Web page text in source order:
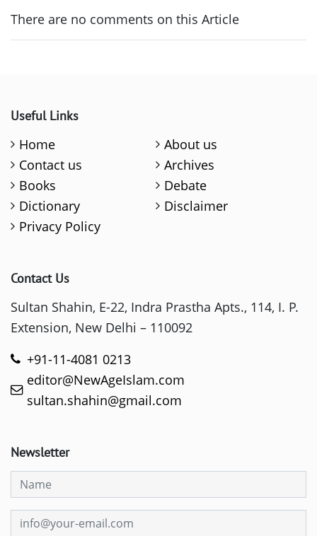
There are no comments on this Article
Useful Links
Home
About us
Contact us
Archives
Books
Debate
Dictionary
Disclaimer
Privacy Policy
Contact Us
Sultan Shahin, E-22, Indra Prastha Apts., 114, I. P.
Extension, New Delhi – 110092
+91-11-4081 0213
editor@NewAgeIslam.com
sultan.shahin@gmail.com
Newsletter